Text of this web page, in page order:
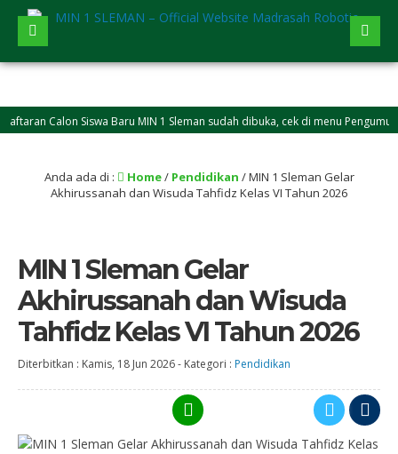
Calon Siswa Baru MIN 1 Sleman sudah dibuka, cek di menu Pengumuman
Anda ada di : Home/ Pendidikan /MIN 1 Sleman Gelar
Akhirussanah dan Wisuda Tahfidz Kelas VI Tahun 2026
MIN 1 Sleman Gelar
Akhirussanah dan Wisuda
Tahfidz Kelas VI Tahun 2026
Diterbitkan : Kamis, 18 Jun 2026- Kategori : Pendidikan